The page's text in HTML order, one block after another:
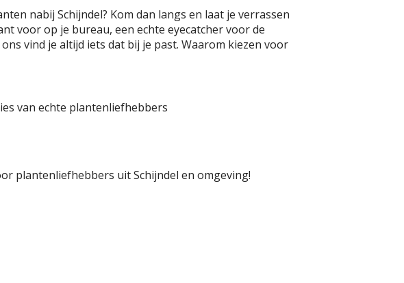
nabij Schijndel? Kom dan langs en laat je verrassen
voor op je bureau, een echte eyecatcher voor de
vind je altijd iets dat bij je past. Waarom kiezen voor
van echte plantenliefhebbers
plantenliefhebbers uit Schijndel en omgeving!